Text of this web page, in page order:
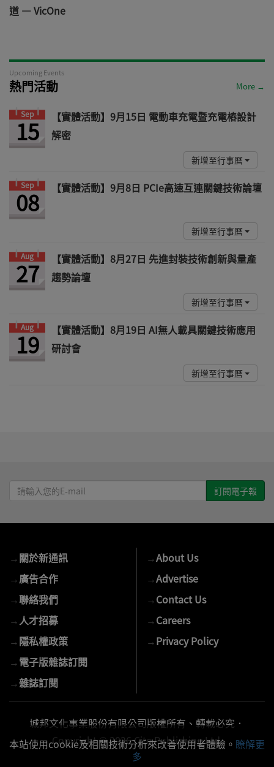
道 — VicOne
Upcoming Events
熱門活動 More →
Sep
15
【實體活動】9月15日 電動車充電暨充電樁設計
解密
新增至行事曆
Sep
08 【實體活動】9月8日 PCIe高速互連關鍵技術論壇
新增至行事曆
Aug
27
【實體活動】8月27日 先進封裝技術創新與量產
趨勢論壇
新增至行事曆
Aug
19
【實體活動】8月19日 AI無人載具關鍵技術應用
研討會
新增至行事曆
請
輸
E-
mail
→關於新通訊
→廣告合作
→聯絡我們
→ 人才招募
→隱私權政策
→電子版雜誌訂閱
→雜誌訂閱
→About Us
→Advertise
→Contact Us
→Careers
→Privacy Policy
城邦文化事業股份有限公司版權所有、轉載必究．
Copyright © 2026 Cite Publishing Ltd.
本站使用cookie及相關技術分析來改善使用者體驗。 瞭解更
多